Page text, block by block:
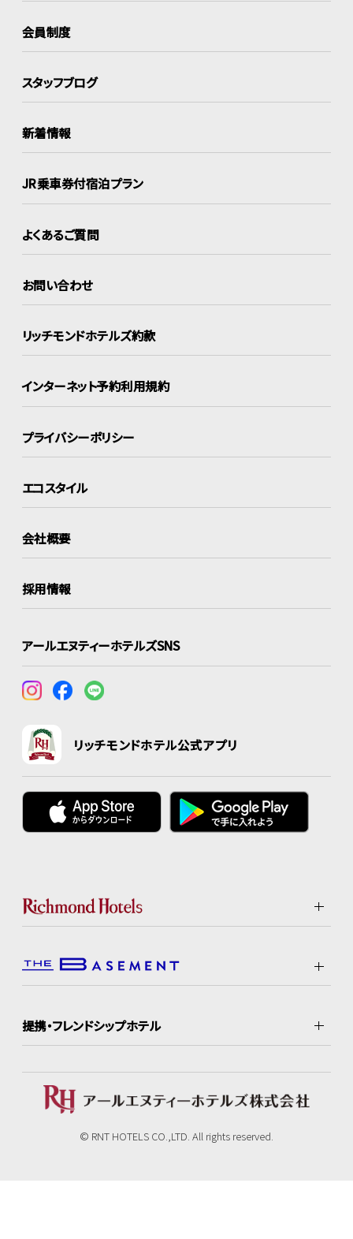
会員制度
スタッフブログ
新着情報
JR乗車券付宿泊プラン
よくあるご質問
お問い合わせ
リッチモンドホテルズ約款
インターネット予約利用規約
プライバシーポリシー
エコスタイル
会社概要
採用情報
アールエヌティーホテルズSNS
リッチモンドホテル公式アプリ
提携・フレンドシップホテル
© RNT HOTELS CO.,LTD. All rights reserved.